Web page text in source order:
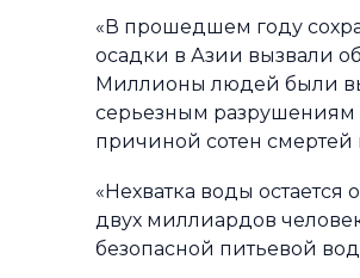
«В прошедшем году
осадки в Азии вызвали
Миллионы людей были
серьезным разрушениям
причиной сотен
«Нехватка воды
двух миллиардов
безопасной питьевой